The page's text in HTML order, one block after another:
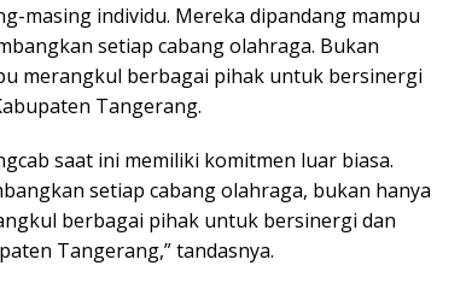
masing individu. Mereka dipandang mampu
setiap cabang olahraga. Bukan
merangkul berbagai pihak untuk bersinergi
Tangerang.
saat ini memiliki komitmen luar biasa.
setiap cabang olahraga, bukan hanya
berbagai pihak untuk bersinergi dan
Tangerang,” tandasnya.